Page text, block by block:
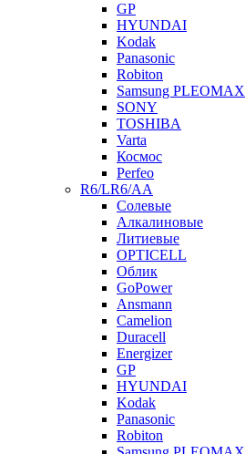
GP
HYUNDAI
Kodak
Panasonic
Robiton
Samsung PLEOMAX
SONY
TOSHIBA
Varta
Космос
Perfeo
R6/LR6/AA
Солевые
Алкалиновые
Литиевые
OPTICELL
Облик
GoPower
Ansmann
Camelion
Duracell
Energizer
GP
HYUNDAI
Kodak
Panasonic
Robiton